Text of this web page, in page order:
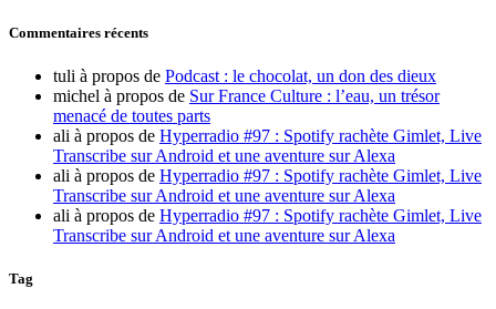
Commentaires récents
tuli à propos de Podcast : le chocolat, un don des dieux
michel à propos de Sur France Culture : l’eau, un trésor
menacé de toutes parts
ali à propos de Hyperradio #97 : Spotify rachète Gimlet, Live
Transcribe sur Android et une aventure sur Alexa
ali à propos de Hyperradio #97 : Spotify rachète Gimlet, Live
Transcribe sur Android et une aventure sur Alexa
ali à propos de Hyperradio #97 : Spotify rachète Gimlet, Live
Transcribe sur Android et une aventure sur Alexa
Tag